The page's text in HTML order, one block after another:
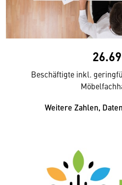
Beschäftigte inkl.
Weitere Zahlen,